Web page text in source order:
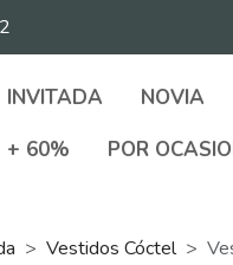
INVITADA NOVIA
+ 60%
POR
Vestidos Cóctel